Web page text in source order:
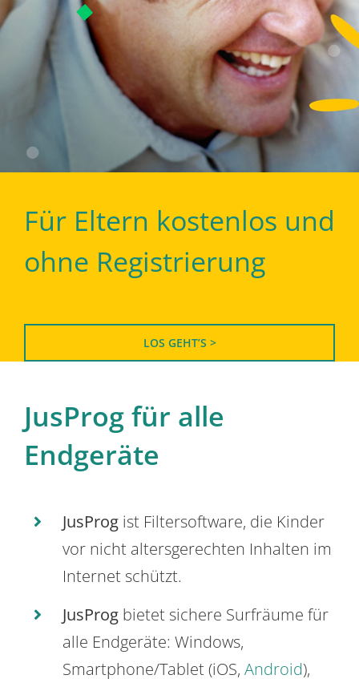
Für Eltern kostenlos und
ohne Registrierung
LOS GEHT’S >
JusProg für alle
Endgeräte
JusProg ist Filtersoftware, die Kinder
vor nicht altersgerechten Inhalten im
Internet schützt.
JusProg bietet sichere Surfräume für
alle Endgeräte: Windows,
Smartphone/Tablet (iOS, Android),